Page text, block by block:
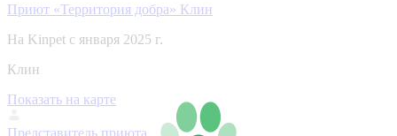
Приют «Территория добра» Клин
На Kinpet c января 2025 г.
Клин
Показать на карте
Представитель приюта